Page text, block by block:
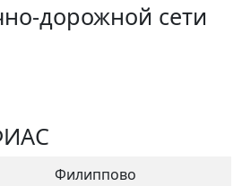
дорожной сети
Филиппово